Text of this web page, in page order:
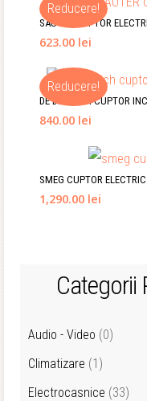
Reducere!
SAUTER CUPTOR
623.00 lei
Reducere!
DE DIETRICH CUPTOR
840.00 lei
SMEG CUPTOR
1,290.00 lei
Categorii
Audio - Video (0)
Climatizare (1)
Electrocasnice (33)